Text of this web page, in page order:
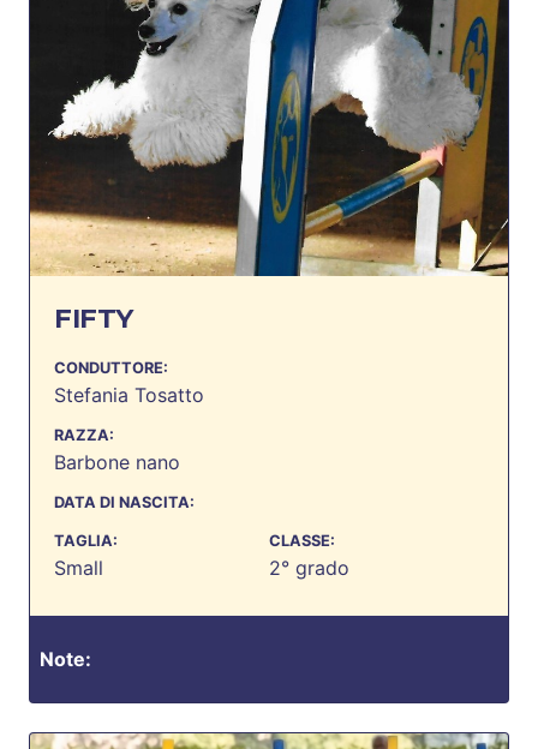
FIFTY
CONDUTTORE:
Stefania Tosatto
RAZZA:
Barbone nano
DATA DI NASCITA:
TAGLIA:
Small
CLASSE:
2° grado
Note: